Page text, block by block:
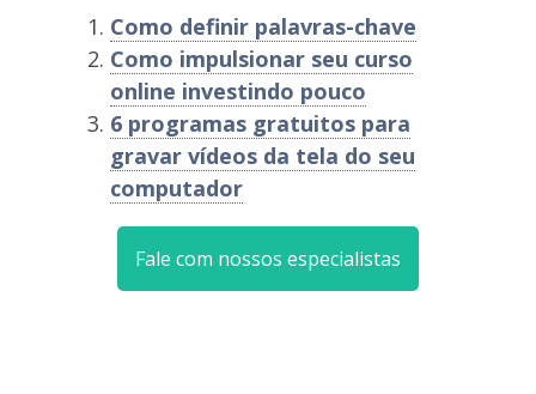
Como definir palavras-chave
Como impulsionar seu curso
online investindo pouco
6 programas gratuitos para
gravar vídeos da tela do seu
computador
Fale com nossos especialistas